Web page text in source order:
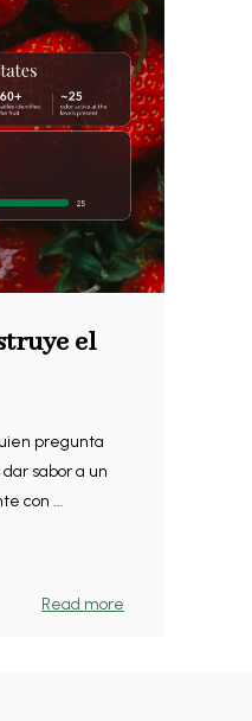
el
pregunta
sabor a un
con ...
Read more